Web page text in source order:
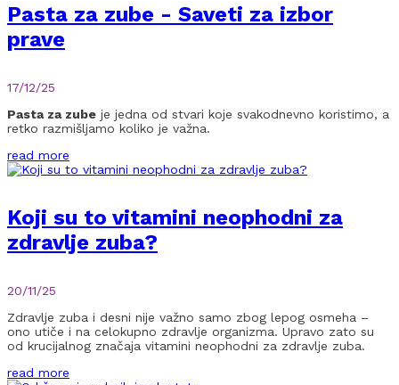
Pasta za zube - Saveti za izbor
prave
17/12/25
Pasta za zube je jedna od stvari koje svakodnevno koristimo, a
retko razmišljamo koliko je važna.
read more
Koji su to vitamini neophodni za
zdravlje zuba?
20/11/25
Zdravlje zuba i desni nije važno samo zbog lepog osmeha –
ono utiče i na celokupno zdravlje organizma. Upravo zato su
od krucijalnog značaja vitamini neophodni za zdravlje zuba.
read more